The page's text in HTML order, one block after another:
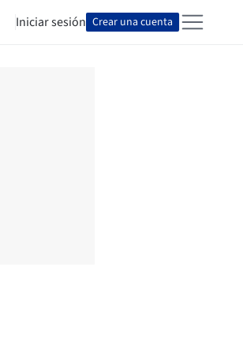
Iniciar sesión Crear una cuenta